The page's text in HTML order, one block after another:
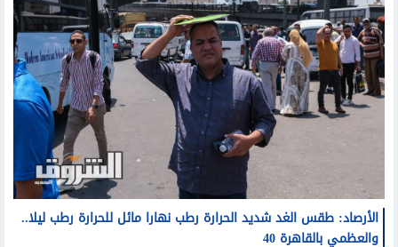
الأرصاد: طقس الغد شديد الحرارة رطب نهارا مائل للحرارة رطب ليلا..
والعظمي بالقاهرة 40